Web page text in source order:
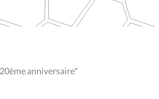
anniversaire"